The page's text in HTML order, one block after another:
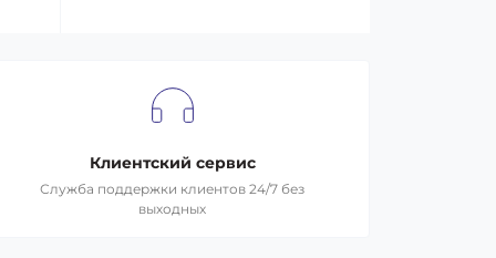
Клиентский сервис
Служба поддержки клиентов 24/7 без
выходных